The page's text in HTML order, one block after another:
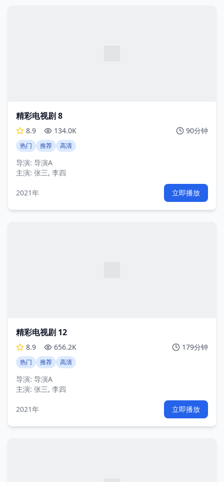
精彩电视剧 8
8.9 134.0K 90分钟
热门 推荐 高清
导演: 导演A
主演: 张三, 李四
2021年 立即播放
精彩电视剧 12
8.9 656.2K 179分钟
热门 推荐 高清
导演: 导演A
主演: 张三, 李四
2021年 立即播放